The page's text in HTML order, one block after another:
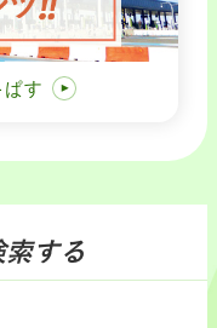
ぱす
する